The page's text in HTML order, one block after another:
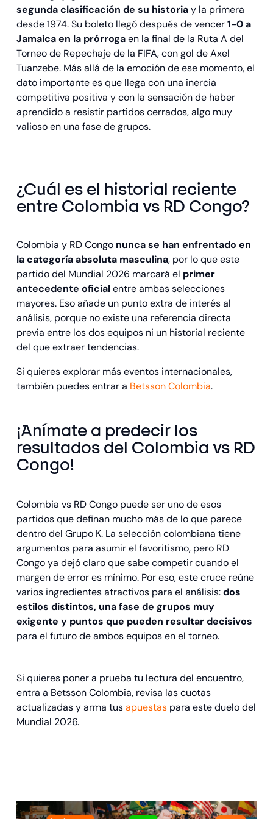
segunda clasificación de su historiay la primera
desde 1974. Su boleto llegó después de vencer1-0 a
Jamaica en la prórrogaen la final de la Ruta A del
Torneo de Repechaje de la FIFA, con gol de Axel
Tuanzebe. Más allá de la emoción de ese momento, el
dato importante es que llega con una inercia
competitiva positiva y con la sensación de haber
aprendido a resistir partidos cerrados, algo muy
valioso en una fase de grupos.
¿Cuál es el historial reciente
entre Colombia vs RD Congo?
Colombia y RD Congo nunca se han enfrentado en
la categoría absoluta masculina, por lo que este
partido del Mundial 2026 marcará el primer
antecedente oficialentre ambas selecciones
mayores. Eso añade un punto extra de interés al
análisis, porque no existe una referencia directa
previa entre los dos equipos ni un historial reciente
del que extraer tendencias.
Si quieres explorar más eventos internacionales,
también puedes entrar a Betsson Colombia.
¡Anímate a predecir los
resultados del Colombia vs RD
Congo!
Colombia vs RD Congo puede ser uno de esos
partidos que definan mucho más de lo que parece
dentro del Grupo K. La selección colombiana tiene
argumentos para asumir el favoritismo, pero RD
Congo ya dejó claro que sabe competir cuando el
margen de error es mínimo. Por eso, este cruce reúne
varios ingredientes atractivos para el análisis:dos
estilos distintos, una fase de grupos muy
exigente y puntos que pueden resultar decisivos
para el futuro de ambos equipos en el torneo.
Si quieres poner a prueba tu lectura del encuentro,
entra a Betsson Colombia, revisa las cuotas
actualizadas y arma tusapuestas para este duelo del
Mundial 2026.